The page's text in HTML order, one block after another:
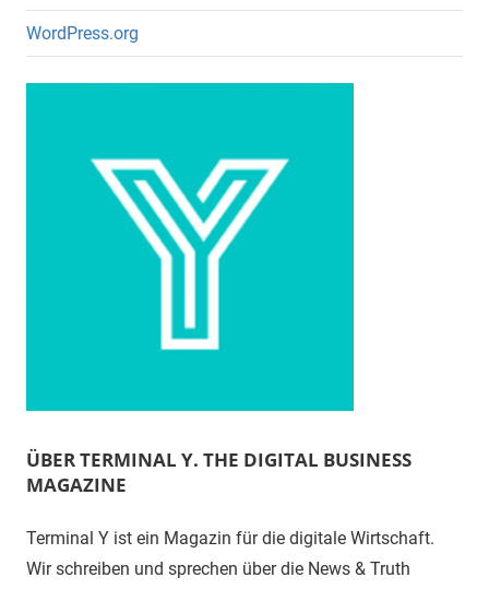
WordPress.org
ÜBER TERMINAL Y. THE DIGITAL BUSINESS
MAGAZINE
Terminal Y ist ein Magazin für die digitale Wirtschaft.
Wir schreiben und sprechen über die News & Truth